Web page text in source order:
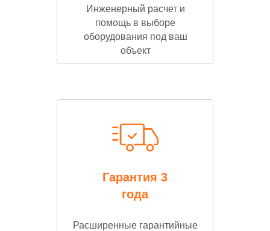
Гарантия 3
года
Инженерный расчет и
помощь в выборе
оборудования под ваш
объект
Расширенные гарантийные